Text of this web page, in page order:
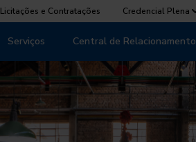
Licitações e Contratações Credencial Plena
Serviços Central de Relacionamento